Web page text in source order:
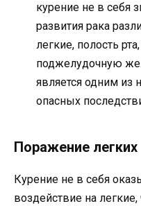
курение не в себя
развития рака
легкие, полость
поджелудочную
является одним из
опасных
Поражение легких
Курение не в себя
воздействие на